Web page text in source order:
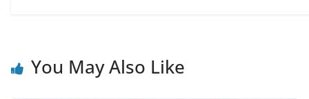
You May Also Like